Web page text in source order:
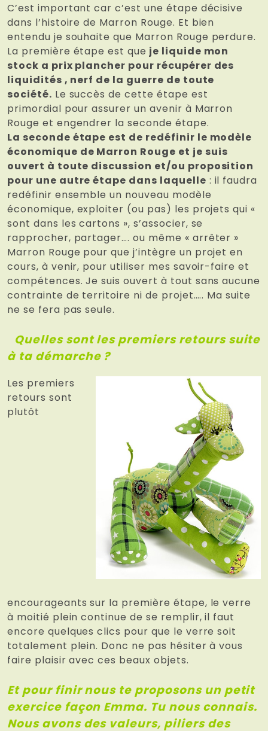
C’est important car c’est une étape décisive
dans l’histoire de Marron Rouge. Et bien
entendu je souhaite que Marron Rouge perdure.
La première étape est que je liquide mon
stock a prix plancher pour récupérer des
liquidités , nerf de la guerre de toute
société. Le succès de cette étape est
primordial pour assurer un avenir à Marron
Rouge et engendrer la seconde étape.
La seconde étape est de redéfinir le modèle
économique de Marron Rouge et je suis
ouvert à toute discussion et/ou proposition
pour une autre étape dans laquelle : il faudra
redéfinir ensemble un nouveau modèle
économique, exploiter (ou pas) les projets qui «
sont dans les cartons », s’associer, se
rapprocher, partager…. ou même « arrêter »
Marron Rouge pour que j’intègre un projet en
cours, à venir, pour utiliser mes savoir-faire et
compétences. Je suis ouvert à tout sans aucune
contrainte de territoire ni de projet….. Ma suite
ne se fera pas seule.
Quelles sont les premiers retours suite
à ta démarche ?
Les premiers
retours sont
plutôt
encourageants sur la première étape, le verre
à moitié plein continue de se remplir, il faut
encore quelques clics pour que le verre soit
totalement plein. Donc ne pas hésiter à vous
faire plaisir avec ces beaux objets.
Et pour finir nous te proposons un petit
exercice façon Emma. Tu nous connais.
Nous avons des valeurs, piliers des